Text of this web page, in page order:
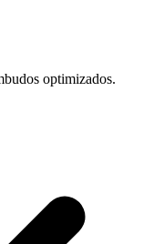
optimizados.